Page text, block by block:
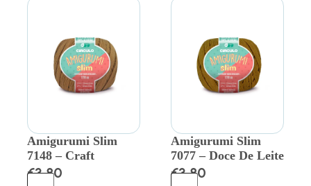
Amigurumi Slim
7148 – Craft
€3.80
Amigurumi Slim
7077 – Doce De Leite
€3.80